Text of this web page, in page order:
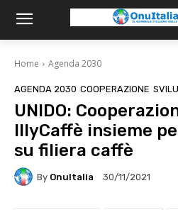
Home Agenda 2030
AGENDA 2030 COOPERAZIONE
UNIDO:
IllyCaffè insieme
su filiera caffè
By OnuItalia 30/11/2021